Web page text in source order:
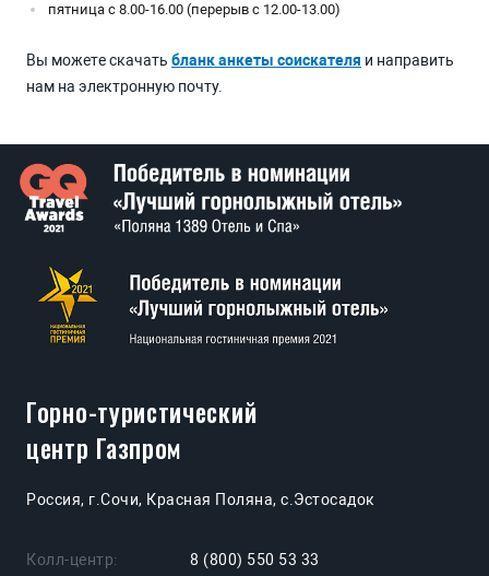
пятница с 8.00-16.00 (перерыв с 12.00-13.00)
Вы можете скачать бланк анкеты соискателя и направить
нам на электронную почту.
Горно-туристический
центр Газпром
Россия, г.Сочи, Красная Поляна, с.Эстосадок
Колл-центр:
8 (800) 550 53 33